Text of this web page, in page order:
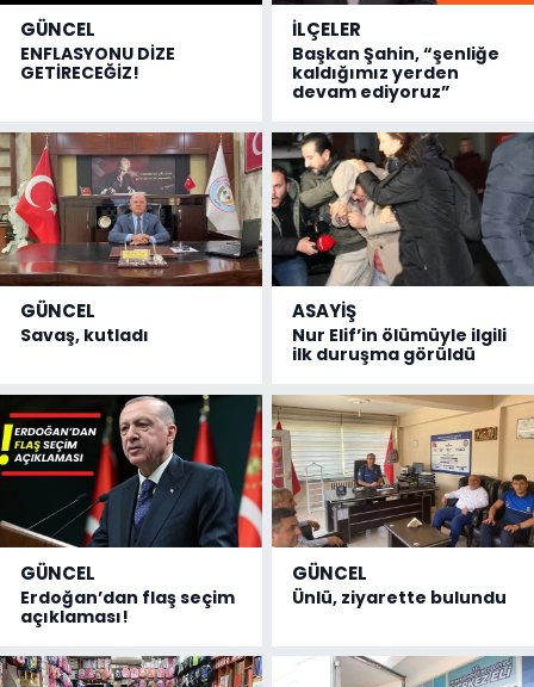
GÜNCEL
ENFLASYONU DİZE
GETİRECEĞİZ!
İLÇELER
Başkan Şahin, “şenliğe
kaldığımız yerden
devam ediyoruz”
GÜNCEL
Savaş, kutladı
ASAYİŞ
Nur Elif’in ölümüyle ilgili
ilk duruşma görüldü
GÜNCEL
Erdoğan’dan flaş seçim
açıklaması!
GÜNCEL
Ünlü, ziyarette bulundu